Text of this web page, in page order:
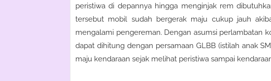
peristiwa di depannya hingga menginjak rem
tersebut mobil sudah bergerak maju cukup jauh
mengalami pengereman. Dengan asumsi perlambatan
dapat dihitung dengan persamaan GLBB (istilah anak
maju kendaraan sejak melihat peristiwa sampai